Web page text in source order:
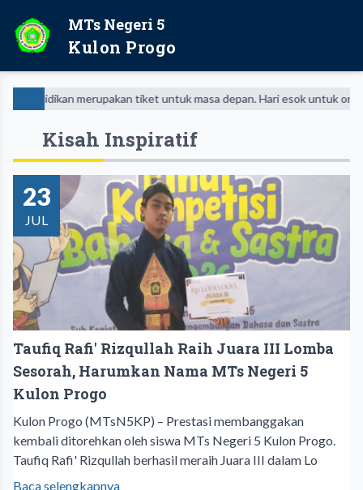
MTs Negeri 5
Kulon Progo
merupakan tiket untuk masa depan. Hari esok untuk orang-orang
Kisah Inspiratif
23
JUL
Taufiq Rafi' Rizqullah Raih Juara III Lomba
Sesorah, Harumkan Nama MTs Negeri 5
Kulon Progo
Kulon Progo (MTsN5KP) – Prestasi membanggakan
kembali ditorehkan oleh siswa MTs Negeri 5 Kulon Progo.
Taufiq Rafi' Rizqullah berhasil meraih Juara III dalam Lo
Baca selengkapnya